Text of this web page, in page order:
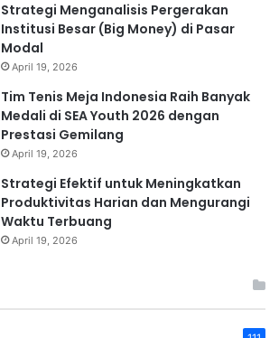
Strategi Menganalisis Pergerakan
Institusi Besar (Big Money) di Pasar
Modal
April 19, 2026
Tim Tenis Meja Indonesia Raih Banyak
Medali di SEA Youth 2026 dengan
Prestasi Gemilang
April 19, 2026
Strategi Efektif untuk Meningkatkan
Produktivitas Harian dan Mengurangi
Waktu Terbuang
April 19, 2026